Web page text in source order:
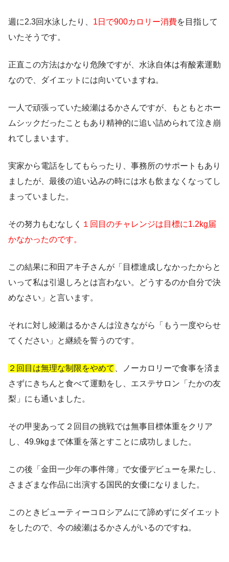
週に2.3回水泳したり、 1日で900カロリー消費を目指して
いたそうです。
正直この方法はかなり危険ですが、水泳自体は有酸素運動
なので、ダイエットには向いていますね。
一人で頑張っていた綾瀬はるかさんですが、もともと ホー
ムシック だったこともあり精神的に追い詰められて泣き崩
れてしまいます。
実家から電話をしてもらったり、事務所のサポートもあり
ましたが、最後の追い込みの時には水も飲まなくなってし
まっていました。
その努力もむなしく １回目のチャレンジは目標に1.2kg届
かなかったのです。
この結果に和田アキ子さんが「目標達成しなかったからと
いって私は引退しろとは言わない。どうするのか自分で決
めなさい」と言います。
それに対し綾瀬はるかさんは泣きながら「もう一度やらせ
てください」と継続を誓うのです。
２回目は無理な制限をやめて
、ノーカロリーで食事を済ま
さずにきちんと食べて運動をし、エステサロン「たかの友
梨」にも通いました。
その甲斐あって２回目の挑戦では無事目標体重をクリア
し、49.9kgまで体重を落とすことに成功しました。
この後「金田一少年の事件簿」で女優デビューを果たし、
さまざまな作品に出演する国民的女優になりました。
このときビューティーコロシアムにて諦めずにダイエット
をしたので、今の綾瀬はるかさんがいるのですね。